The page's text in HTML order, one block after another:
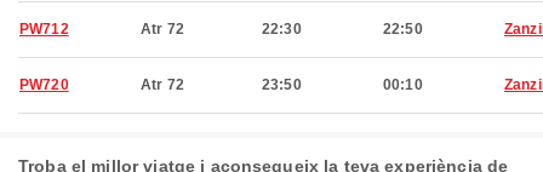
PW712 Atr 72 22:30 22:50
PW720 Atr 72 23:50 00:10
Troba el millor viatge i aconsegueix la teva experiència de